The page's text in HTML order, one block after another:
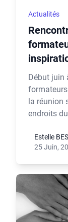
Actualités
Début juin
formateurs
la réunion
endroits
Estelle
25 Juin,